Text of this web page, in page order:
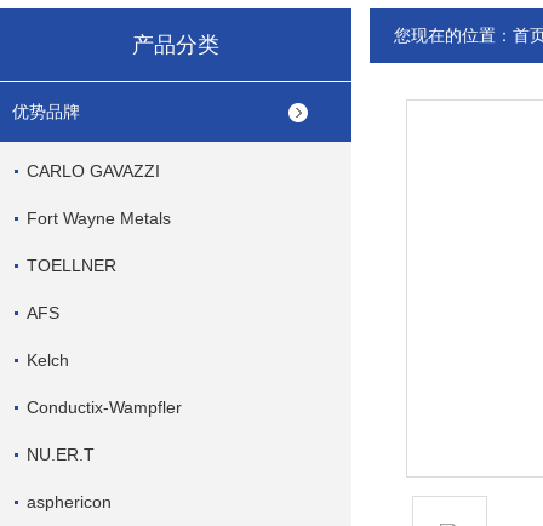
产品分类
优势品牌
CARLO GAVAZZI
Fort Wayne Metals
TOELLNER
AFS
Kelch
Conductix-Wampfler
NU.ER.T
asphericon
您现在的位置： 首